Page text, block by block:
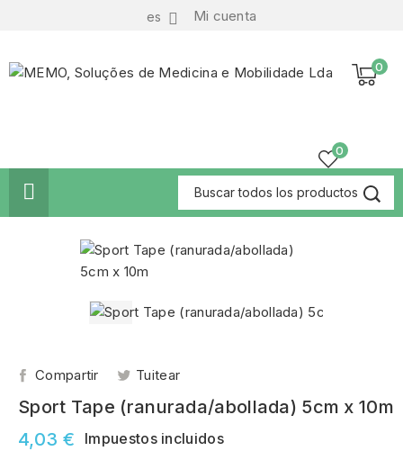
Mi cuenta
es 
0
0

Compartir Tuitear
Sport Tape (ranurada/abollada) 5cm x 10m
4,03 €
Impuestos incluidos